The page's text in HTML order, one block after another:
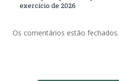
exercício de 2026
Os comentários estão fechados.